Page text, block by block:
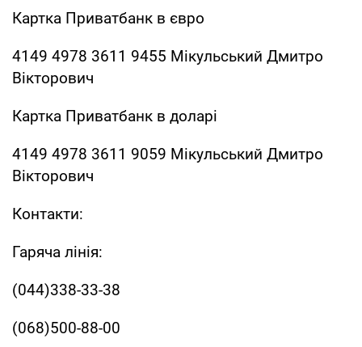
Картка Приватбанк в євро
4149 4978 3611 9455 Мікульський Дмитро
Вікторович
Картка Приватбанк в доларі
4149 4978 3611 9059 Мікульський Дмитро
Вікторович
Контакти:
Гаряча лінія:
(044)338-33-38
(068)500-88-00